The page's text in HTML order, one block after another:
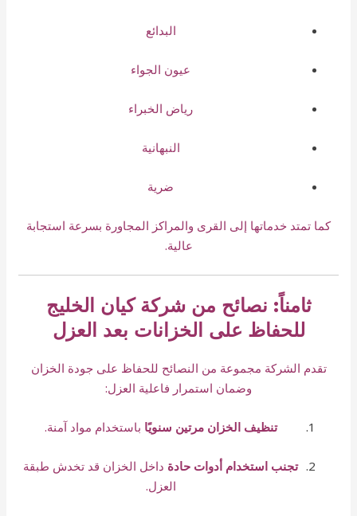
البدائع
عيون الجواء
رياض الخبراء
النبهانية
ضرية
كما تمتد خدماتها إلى القرى والمراكز المجاورة بسرعة استجابة
عالية.
ثامناً: نصائح من شركة كيان الخليج
للحفاظ على الخزانات بعد العزل
تقدم الشركة مجموعة من النصائح للحفاظ على جودة الخزان
وضمان استمرار فاعلية العزل:
تنظيف الخزان مرتين سنويًا باستخدام مواد آمنة.
تجنب استخدام أدوات حادة داخل الخزان قد تخدش طبقة
العزل.